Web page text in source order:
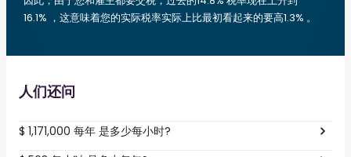
16.1% ，这意味着您的实际税率实际上比最初看起来的要高1.3% 。
人们还问
$ 1,171,000 每年 是多少每小时?